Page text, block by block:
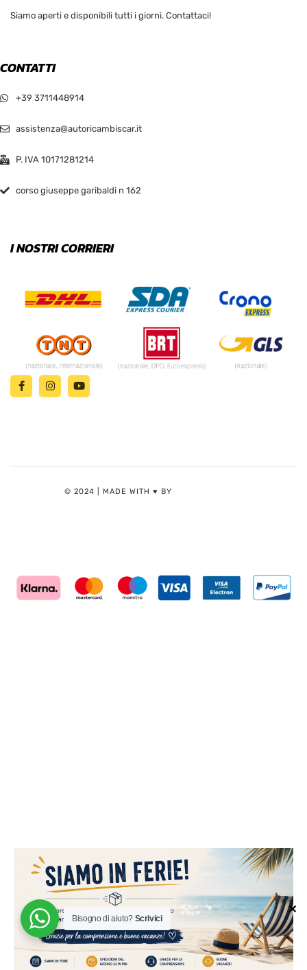
✕
Siamo aperti e disponibili tutti i giorni. Contattaci!
CONTATTI
+39 3711448914
assistenza@autoricambiscar.it
P. IVA 10171281214
corso giuseppe garibaldi n 162
I NOSTRI CORRIERI
© 2024 | MADE WITH ♥️ BY
Bisogno di aiuto? Scrivici